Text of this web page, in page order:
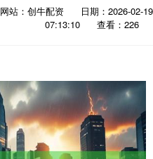
网站：创牛配资
日期：2026-02-19
07:13:10
查看：226